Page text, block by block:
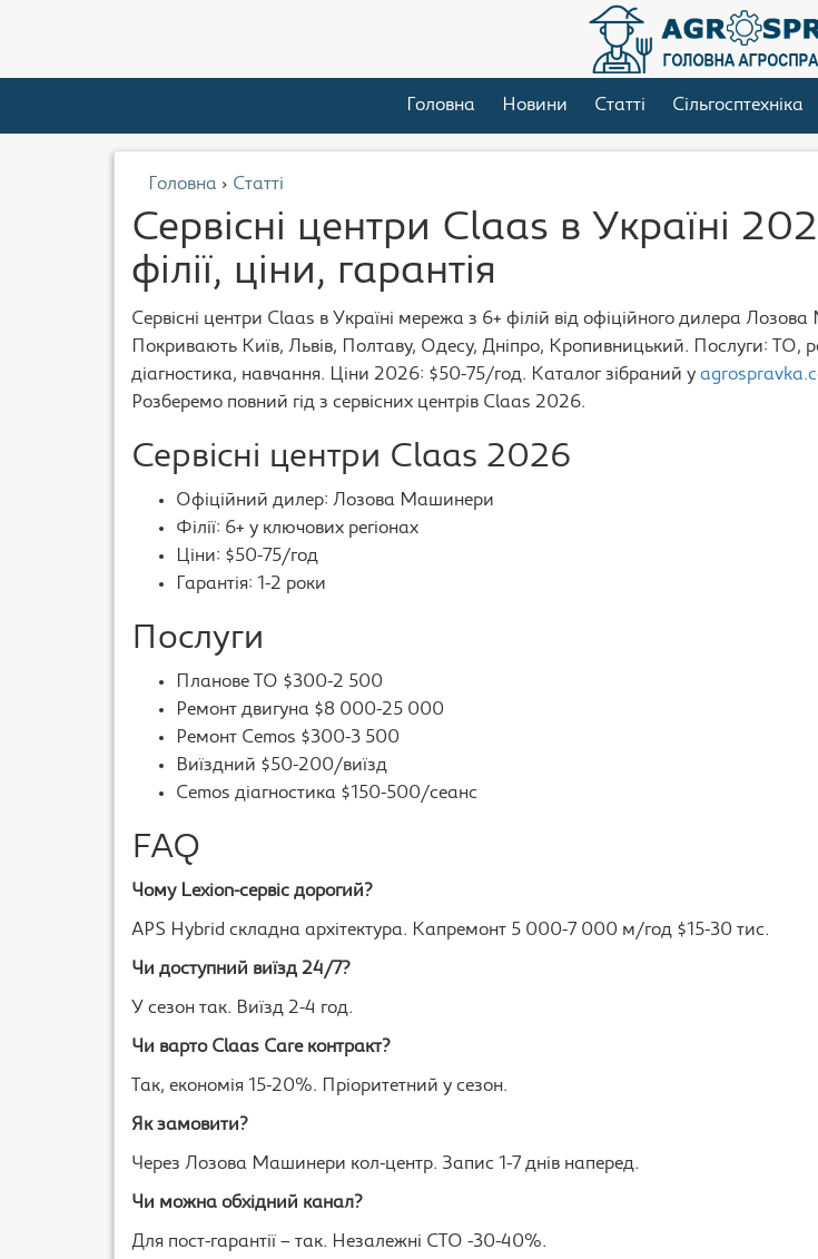
Головна Новини Статті Сільгосптехніка
Головна › Статті
Сервісні центри Claas в Україні
філії, ціни, гарантія
Сервісні центри Claas в Україні мережа з 6+ філій від офіційного дилера
Покривають Київ, Львів, Полтаву, Одесу, Дніпро, Кропивницький. Послуги: ТО,
діагностика, навчання. Ціни 2026: $50-75/год. Каталог зібраний у
Розберемо повний гід з сервісних центрів Claas 2026.
Сервісні центри Claas 2026
Офіційний дилер: Лозова Машинери
Філії: 6+ у ключових регіонах
Ціни: $50-75/год
Гарантія: 1-2 роки
Послуги
Планове ТО $300-2 500
Ремонт двигуна $8 000-25 000
Ремонт Cemos $300-3 500
Виїздний $50-200/виїзд
Cemos діагностика $150-500/сеанс
FAQ
Чому Lexion-сервіс дорогий?
APS Hybrid складна архітектура. Капремонт 5 000-7 000 м/год $15-30 тис.
Чи доступний виїзд 24/7?
У сезон так. Виїзд 2-4 год.
Чи варто Claas Care контракт?
Так, економія 15-20%. Пріоритетний у сезон.
Як замовити?
Через Лозова Машинери кол-центр. Запис 1-7 днів наперед.
Чи можна обхідний канал?
Для пост-гарантії – так. Незалежні СТО -30-40%.